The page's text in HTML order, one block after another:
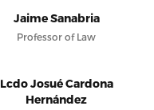
Jaime Sanabria
Professor of Law
Lcdo Josué Cardona
Hernández